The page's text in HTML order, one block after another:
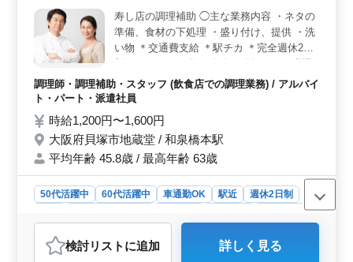
験を活かせる仕事内容です。 ＜通勤しやすく安心し
て働ける環境＞ 西新駅から徒歩圏内の職場です。交通
費支給、賞与、社会保険完備など待遇面も整っており、
安心して働きやすい環境です。
寿し店の調理補助 ◯主な業務内容 ・ネタの
準備、食材の下処理 ・盛り付け、提供 ・洗
い物 ＊交通費支給 ＊駅チカ ＊完全週休2日
です！ 厨房を支えてくださる方、ぜひご応
募ください！
調理師・調理補助・スタッフ (飲食店での調理業務) / アルバイ
ト・パート・派遣社員
時給1,200円〜1,600円
大阪府貝塚市地蔵堂 / 和泉橋本駅
平均年齢 45.8歳 / 最高年齢 63歳
50代活躍中 60代活躍中 車通勤OK 駅近
週休2日制
調理師・調理補助・スタッフ
おすすめポイント
検討リスト に追加 詳しく見る